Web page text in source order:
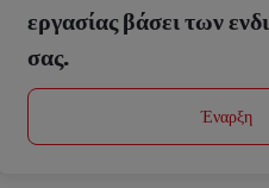
εργασίας βάσει των
σας.
Έναρξη